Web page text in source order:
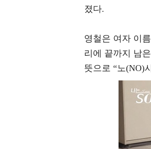
졌다.
영철은 여자 이
리에 끝까지 남
뜻으로 “노(NO)